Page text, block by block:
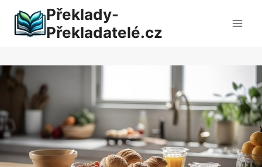
obsah
Překlady-
Překladatelé.cz